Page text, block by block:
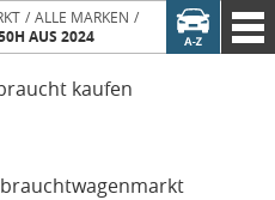
ALLE MARKEN
AUS 2024
kaufen